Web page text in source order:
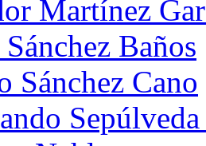
Martínez
Baños
Sánchez Cano